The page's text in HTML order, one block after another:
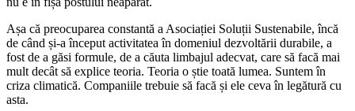
Așa că preocuparea constantă a Asociației Soluții Sustenabile, încă
de când și-a început activitatea în domeniul dezvoltării durabile, a
fost de a găsi formule, de a căuta limbajul adecvat, care să facă mai
mult decât să explice teoria. Teoria o știe toată lumea. Suntem în
criza climatică. Companiile trebuie să facă și ele ceva în legătură cu
asta.